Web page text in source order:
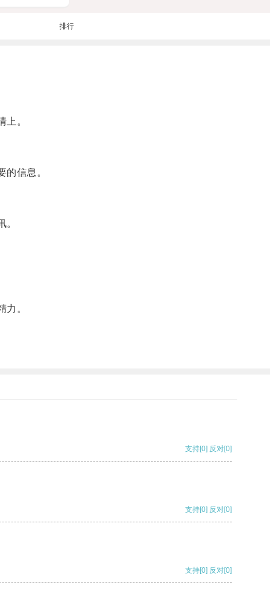
排行
。
信息。
。
支持[0] 反对[0]
支持[0] 反对[0]
支持[0] 反对[0]